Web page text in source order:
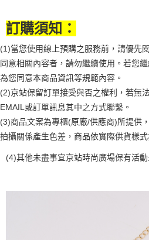
全盈+PAY
大哥付你分期
相關說明
【大哥付你分期使用說明】
1.本服務由台灣大哥大提供，台灣大哥大
2.付款方式選擇「大哥付你分期」，訂單成
成交易。
3.實際核准額度、可分期數及費用金額請依
消。如遇「轉專審核」未通過狀況，表示未
2.透過簡訊連結打開帳單後，可選擇「超
帳／街口支付／iPASS MONEY」等通路繳
AFTEE先享後付
相關說明
【關於「AFTEE先享後付」】
便利好安心！
２．便利：只要手機號碼，簡訊認證，即
【「AFTEE先享後付」結帳流程】
１．於結帳方式選擇「AFTEE先享後付」
結帳頁面，進行簡訊認證並確認金額後，
２．訂單成立數日內，您將收到繳費通知簡
３．收到繳費通知簡訊後14天內，點擊此
ATM付款
運送方式
每筆NT$70，滿NT$899(含以上)免運
每筆NT$70，滿NT$899(含以上)免運
訂購須知：
(1)當您使用線上預購之服務前，請優先
同意相關內容者，請勿繼續使用。若您
為您同意本商品資訊等規範內容。
(2)京站保留訂單接受與否之權利，若無
EMAIL或訂單訊息其中之方式聯繫。
(3)商品文案為專櫃(原廠/供應商)所提供
拍攝關係產生色差，商品依實際供貨樣式
(4)其他未盡事宜京站時尚廣場保有活